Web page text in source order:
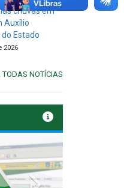
chuvas em
Auxílio
Estado
2026
TODAS NOTÍCIAS
Next